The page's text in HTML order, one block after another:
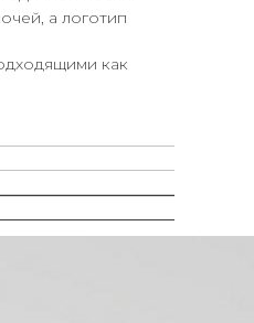
а логотип
как